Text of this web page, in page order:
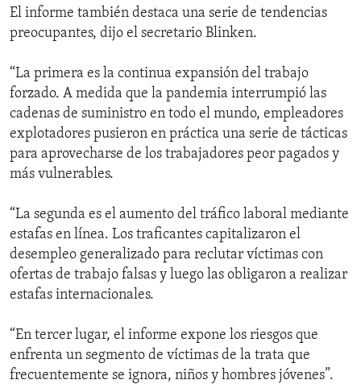
El informe también destaca una serie de tendencias
preocupantes, dijo el secretario Blinken.
“La primera es la continua expansión del trabajo
forzado. A medida que la pandemia interrumpió las
cadenas de suministro en todo el mundo, empleadores
explotadores pusieron en práctica una serie de tácticas
para aprovecharse de los trabajadores peor pagados y
más vulnerables.
“La segunda es el aumento del tráfico laboral mediante
estafas en línea. Los traficantes capitalizaron el
desempleo generalizado para reclutar víctimas con
ofertas de trabajo falsas y luego las obligaron a realizar
estafas internacionales.
“En tercer lugar, el informe expone los riesgos que
enfrenta un segmento de víctimas de la trata que
frecuentemente se ignora, niños y hombres jóvenes”.